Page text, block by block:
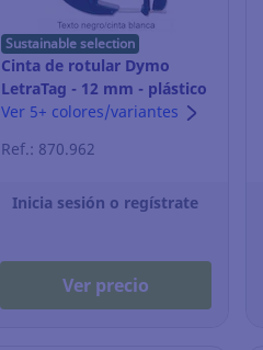
Sustainable selection
Cinta de rotular Dymo
LetraTag - 12 mm - plástico
- negro sobre blanco
Ver 5+ colores/variantes
Ref.: 870.962
Inicia sesión o regístrate
Ver precio